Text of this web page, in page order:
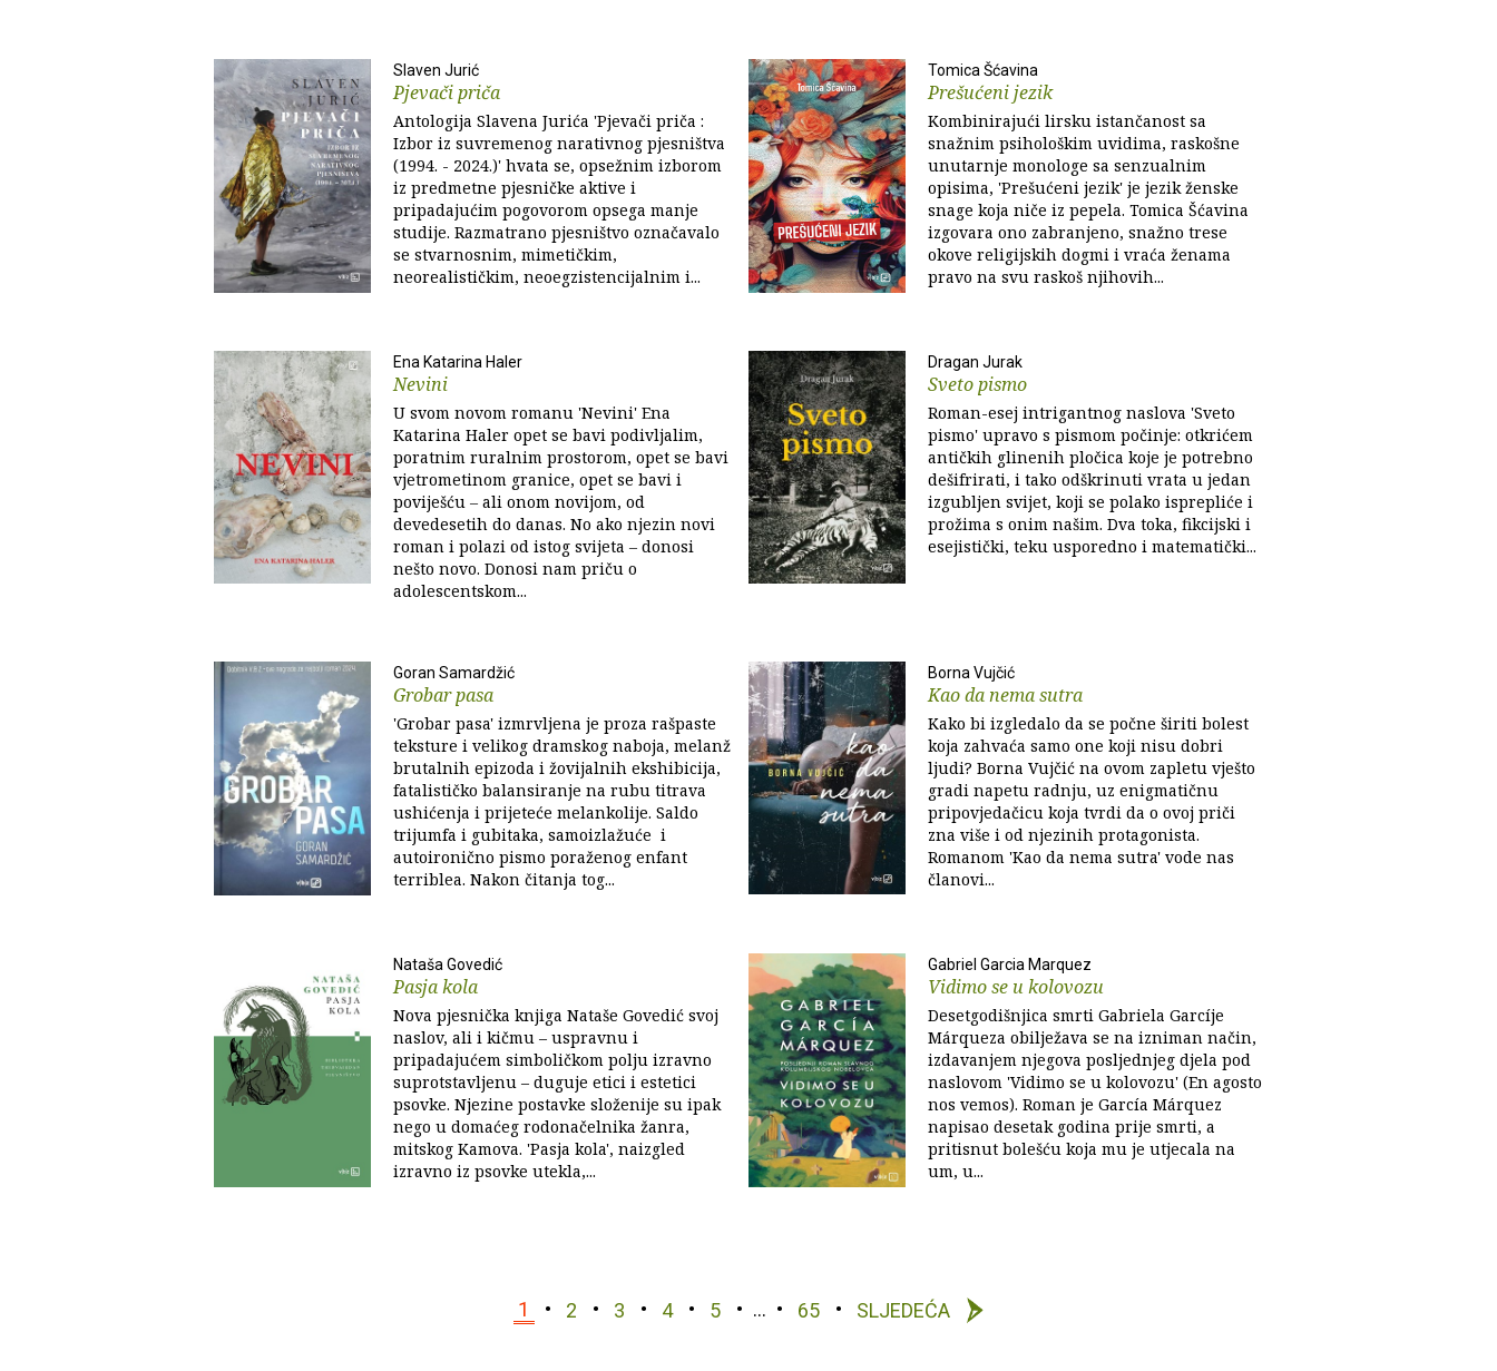
Slaven Jurić
Pjevači priča
Antologija Slavena Jurića 'Pjevači priča :
Izbor iz suvremenog narativnog pjesništva
(1994. - 2024.)' hvata se, opsežnim izborom
iz predmetne pjesničke aktive i
pripadajućim pogovorom opsega manje
studije. Razmatrano pjesništvo označavalo
se stvarnosnim, mimetičkim,
neorealističkim, neoegzistencijalnim i...
Tomica Šćavina
Prešućeni jezik
Kombinirajući lirsku istančanost sa
snažnim psihološkim uvidima, raskošne
unutarnje monologe sa senzualnim
opisima, 'Prešućeni jezik' je jezik ženske
snage koja niče iz pepela. Tomica Šćavina
izgovara ono zabranjeno, snažno trese
okove religijskih dogmi i vraća ženama
pravo na svu raskoš njihovih...
Ena Katarina Haler
Nevini
U svom novom romanu 'Nevini' Ena
Katarina Haler opet se bavi podivljalim,
poratnim ruralnim prostorom, opet se bavi
vjetrometinom granice, opet se bavi i
poviješću ‒ ali onom novijom, od
devedesetih do danas. No ako njezin novi
roman i polazi od istog svijeta ‒ donosi
nešto novo. Donosi nam priču o
adolescentskom...
Dragan Jurak
Sveto pismo
Roman-esej intrigantnog naslova 'Sveto
pismo' upravo s pismom počinje: otkrićem
antičkih glinenih pločica koje je potrebno
dešifrirati, i tako odškrinuti vrata u jedan
izgubljen svijet, koji se polako isprepliće i
prožima s onim našim. Dva toka, fikcijski i
esejistički, teku usporedno i matematički...
Goran Samardžić
Grobar pasa
'Grobar pasa' izmrvljena je proza rašpaste
teksture i velikog dramskog naboja, melanž
brutalnih epizoda i žovijalnih ekshibicija,
fatalističko balansiranje na rubu titrava
ushićenja i prijeteće melankolije. Saldo
trijumfa i gubitaka, samoizlažuće i
autoironično pismo poraženog enfant
terriblea. Nakon čitanja tog...
Borna Vujčić
Kao da nema sutra
Kako bi izgledalo da se počne širiti bolest
koja zahvaća samo one koji nisu dobri
ljudi? Borna Vujčić na ovom zapletu vješto
gradi napetu radnju, uz enigmatičnu
pripovjedačicu koja tvrdi da o ovoj priči
zna više i od njezinih protagonista.
Romanom 'Kao da nema sutra' vode nas
članovi...
Nataša Govedić
Pasja kola
Nova pjesnička knjiga Nataše Govedić svoj
naslov, ali i kičmu – uspravnu i
pripadajućem simboličkom polju izravno
suprotstavljenu – duguje etici i estetici
psovke. Njezine postavke složenije su ipak
nego u domaćeg rodonačelnika žanra,
mitskog Kamova. 'Pasja kola', naizgled
izravno iz psovke utekla,...
Gabriel Garcia Marquez
Vidimo se u kolovozu
Desetgodišnjica smrti Gabriela Garcíje
Márqueza obilježava se na izniman način,
izdavanjem njegova posljednjeg djela pod
naslovom 'Vidimo se u kolovozu' (En agosto
nos vemos). Roman je García Márquez
napisao desetak godina prije smrti, a
pritisnut bolešću koja mu je utjecala na
um, u...
1 2 3 4 5 … 65 SLJEDEĆA